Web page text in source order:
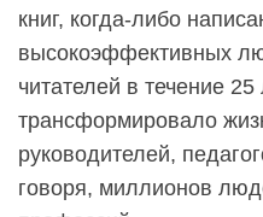
книг, когда-либо
высокоэффективных
читателей в течение 25
трансформировало
руководителей,
говоря, миллионов